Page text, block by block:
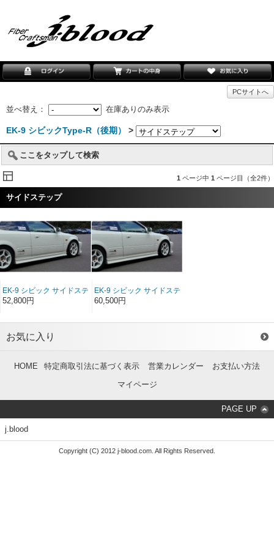
PCサイトへ
並べ替え： 在庫ありのみ表示
EK-9 シビックType-R（後期） >
ここをタップして検索
1 ページ中 1 ページ目（全2件）
サイドステップ
EK-9 シビック サイドステ
ップ FRP（EK3ドア）
52,800円
EK-9 シビック サイドステ
ップ ソフトFRP（EK3ド
60,500円
お気に入り
HOME 特定商取引法に基づく表示 営業カレンダー
お支払い方法
マイページ
PAGE UP
j.blood
Copyright (C) 2012 j-blood.com. All Rights Reserved.